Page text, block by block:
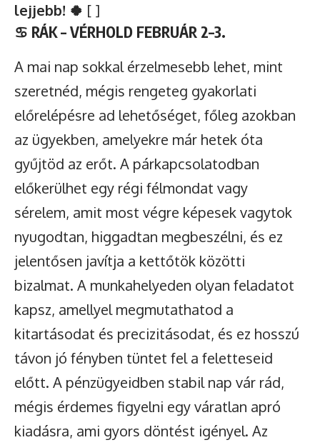
lejjebb! 🍀 [ ]
♋ RÁK – VÉRHOLD FEBRUÁR 2–3.
A mai nap sokkal érzelmesebb lehet, mint
szeretnéd, mégis rengeteg gyakorlati
előrelépésre ad lehetőséget, főleg azokban
az ügyekben, amelyekre már hetek óta
gyűjtöd az erőt. A párkapcsolatodban
előkerülhet egy régi félmondat vagy
sérelem, amit most végre képesek vagytok
nyugodtan, higgadtan megbeszélni, és ez
jelentősen javítja a kettőtök közötti
bizalmat. A munkahelyeden olyan feladatot
kapsz, amellyel megmutathatod a
kitartásodat és precizitásodat, és ez hosszú
távon jó fényben tüntet fel a feletteseid
előtt. A pénzügyeidben stabil nap vár rád,
mégis érdemes figyelni egy váratlan apró
kiadásra, ami gyors döntést igényel. Az